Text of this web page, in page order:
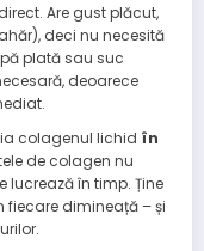
Are gust plăcut,
deci nu necesită
plată sau suc
deoarece
ia colagenul lichid în
de colagen nu
lucrează în timp. Ține
fiecare dimineață – și